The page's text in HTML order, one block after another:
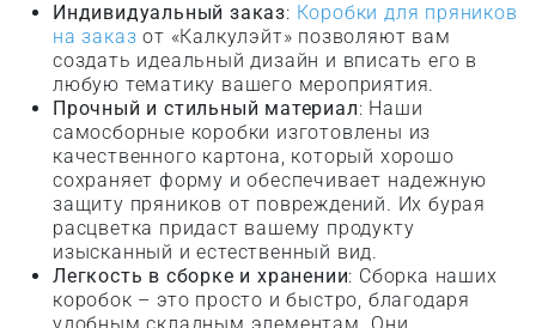
Индивидуальный заказ: Коробки для пряников
на заказ от «Калкулэйт» позволяют вам
создать идеальный дизайн и вписать его в
любую тематику вашего мероприятия.
Прочный и стильный материал: Наши
самосборные коробки изготовлены из
качественного картона, который хорошо
сохраняет форму и обеспечивает надежную
защиту пряников от повреждений. Их бурая
расцветка придаст вашему продукту
изысканный и естественный вид.
Легкость в сборке и хранении: Сборка наших
коробок – это просто и быстро, благодаря